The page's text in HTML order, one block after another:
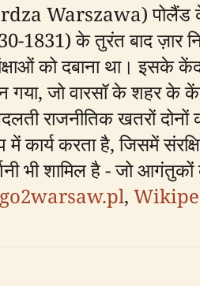
Warszawa) पोलैंड
1831) के तुरंत बाद ज़ार
को दबाना था।
गया, जो वारसॉ के शहर के
राजनीतिक खतरों दोनों
कार्य करता है, जिसमें
भी शामिल है - जो
go2warsaw.pl,